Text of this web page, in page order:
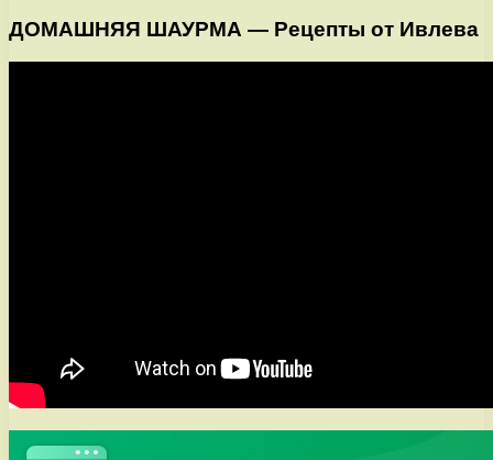
ДОМАШНЯЯ ШАУРМА — Рецепты от Ивлева